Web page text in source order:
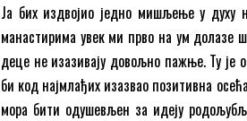
Ја бих издвојио једно мишљење у духу
манастирима увек ми прво на ум долазе
деце не изазивају довољно пажње. Ту је
би код најмлађих изазвао позитивна
мора бити одушевљен за идеју